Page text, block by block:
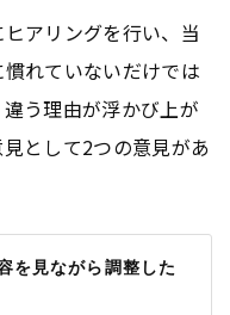
アリングを行い、当
れていないだけでは
う理由が浮かび上が
として2つの意見があ
を見ながら調整した